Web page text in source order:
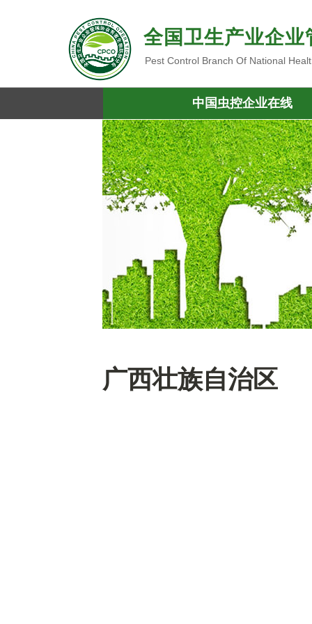
全国卫生产业企
Pest Control Branch Of National
中国虫控企业在线
广西壮族自治区